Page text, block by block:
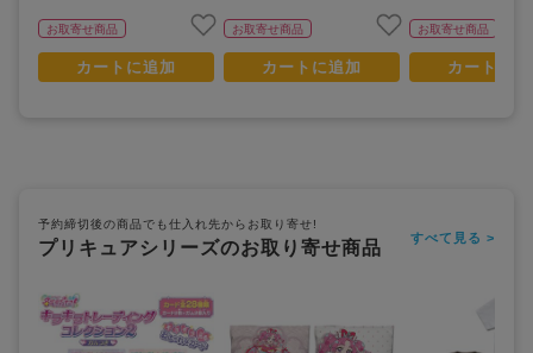
お取寄せ商品
カートに追加
お取寄せ商品
カートに追加
お取寄せ商品
カートに
予約締切後の商品でも仕入れ先からお取り寄せ!
プリキュアシリーズのお取り寄せ商品 すべて見る >